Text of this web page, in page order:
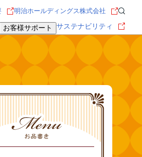
お客様サポート サステナビリティ
明治ホールディングス株式会社